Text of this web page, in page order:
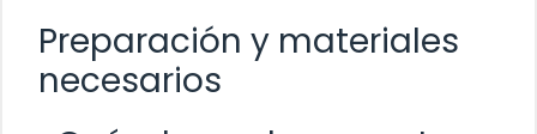
Preparación y materiales
necesarios